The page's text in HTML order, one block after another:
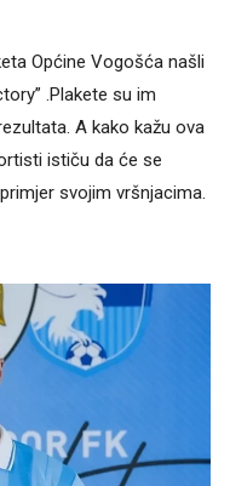
Općine Vogošća našli
.Plakete su im
A kako kažu ova
ističu da će se
svojim vršnjacima.